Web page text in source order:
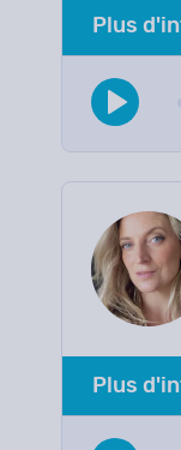
Plus
Plus